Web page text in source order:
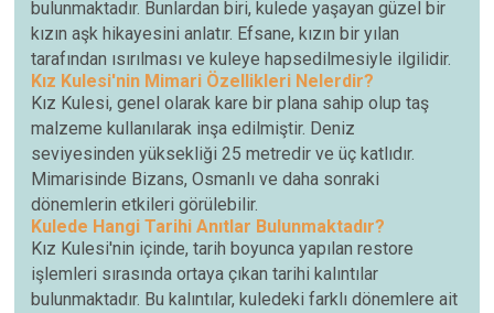
bulunmaktadır. Bunlardan biri, kulede yaşayan güzel bir
kızın aşk hikayesini anlatır. Efsane, kızın bir yılan
tarafından ısırılması ve kuleye hapsedilmesiyle ilgilidir.
Kız Kulesi'nin Mimari Özellikleri Nelerdir?
Kız Kulesi, genel olarak kare bir plana sahip olup taş
malzeme kullanılarak inşa edilmiştir. Deniz
seviyesinden yüksekliği 25 metredir ve üç katlıdır.
Mimarisinde Bizans, Osmanlı ve daha sonraki
dönemlerin etkileri görülebilir.
Kulede Hangi Tarihi Anıtlar Bulunmaktadır?
Kız Kulesi'nin içinde, tarih boyunca yapılan restore
işlemleri sırasında ortaya çıkan tarihi kalıntılar
bulunmaktadır. Bu kalıntılar, kuledeki farklı dönemlere ait